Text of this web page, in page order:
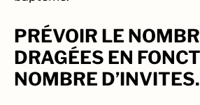
PRÉVOIR LE
DRAGÉES EN
NOMBRE